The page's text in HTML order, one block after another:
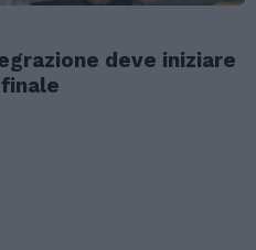
deve iniziare